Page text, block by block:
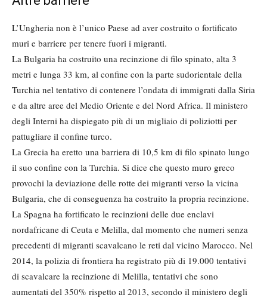
L’Ungheria non è l’unico Paese ad aver costruito o fortificato
muri e barriere per tenere fuori i migranti.
La Bulgaria ha costruito una recinzione di filo spinato, alta 3
metri e lunga 33 km, al confine con la parte sudorientale della
Turchia nel tentativo di contenere l’ondata di immigrati dalla Siria
e da altre aree del Medio Oriente e del Nord Africa. Il ministero
degli Interni ha dispiegato più di un migliaio di poliziotti per
pattugliare il confine turco.
La Grecia ha eretto una barriera di 10,5 km di filo spinato lungo
il suo confine con la Turchia. Si dice che questo muro greco
provochi la deviazione delle rotte dei migranti verso la vicina
Bulgaria, che di conseguenza ha costruito la propria recinzione.
La Spagna ha fortificato le recinzioni delle due enclavi
nordafricane di Ceuta e Melilla, dal momento che numeri senza
precedenti di migranti scavalcano le reti dal vicino Marocco. Nel
2014, la polizia di frontiera ha registrato più di 19.000 tentativi
di scavalcare la recinzione di Melilla, tentativi che sono
aumentati del 350% rispetto al 2013, secondo il ministero degli